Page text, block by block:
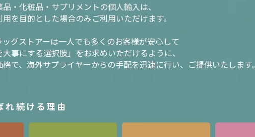
・化粧品・サプリメントの個人輸入は、
を目的とした場合のみご利用いただけます。
ッグストアーは一人でも多くのお客様が安心して
大事にする選択肢」をお求めいただけるように、
格で、海外サプライヤーからの手配を迅速に行い、ご提供いたします。
れ続ける理由